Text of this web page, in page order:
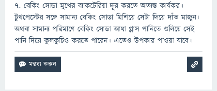
৭. বেকিং সোডা মুখের ব্যাকটেরিয়া দূর করতে অত্যন্ত কার্যকর।
টুথপেস্টের সঙ্গে সামান্য বেকিং সোডা মিশিয়ে সেটা দিয়ে দাঁত মাজুন।
অথবা সামান্য পরিমাণে বেকিং সোডা আধা গ্লাস পানিতে গুলিয়ে সেই
পানি দিয়ে কুলকুচিও করতে পারেন। এতেও উপকার পাওয়া যাবে।